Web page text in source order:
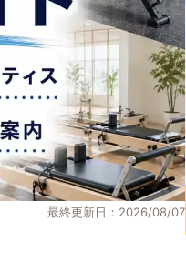
最終更新日：2026/08/07